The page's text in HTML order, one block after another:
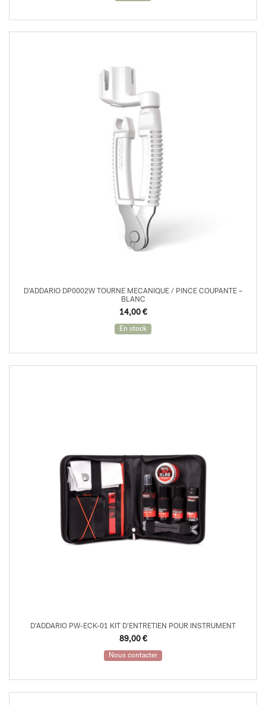
D’ADDARIO DP0002W TOURNE MECANIQUE / PINCE COUPANTE –
BLANC
14,00 €
En stock
D’ADDARIO PW-ECK-01 KIT D’ENTRETIEN POUR INSTRUMENT
89,00 €
Nous contacter